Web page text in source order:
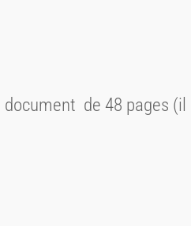
document de 48 pages